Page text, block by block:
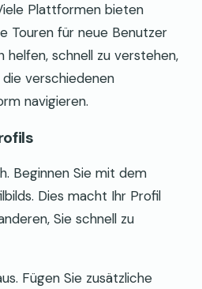
Plattformen bieten
Touren für neue Benutzer
helfen, schnell zu verstehen,
verschiedenen
navigieren.
Beginnen Sie mit dem
Dies macht Ihr Profil
Sie schnell zu
Fügen Sie zusätzliche